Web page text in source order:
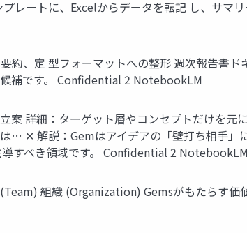
ートに、Excelからデータを転記 し、サマ
、定 型フォーマットへの整形 週次報告書ド
補です。 Confidential 2 NotebookLM
詳細：ターゲット層やコンセプトだけを元
… ✕ 解説：Gemはアイデアの「壁打ち相手」
すべき領域です。 Confidential 2 NotebookLM
組織 (Organization) Gemsがもたらす価